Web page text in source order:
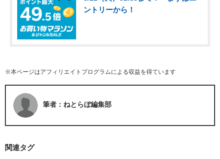
ントリーから！
※本ページはアフィリエイトプログラムによる収益を得ています
筆者：ねとらぼ編集部
関連タグ